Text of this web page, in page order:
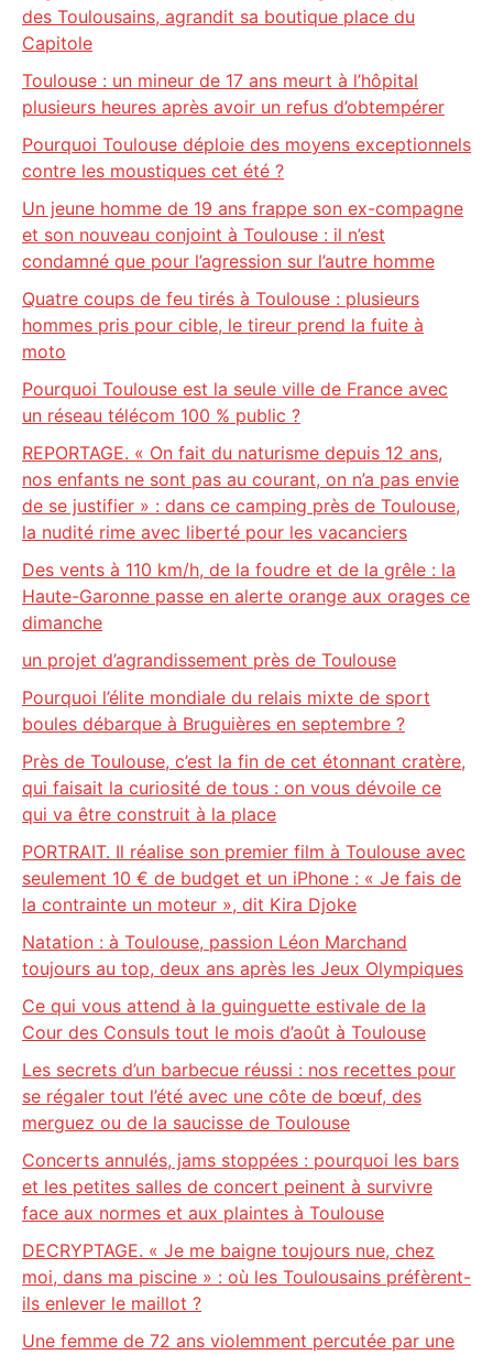
des Toulousains, agrandit sa boutique place du
Capitole
Toulouse : un mineur de 17 ans meurt à l’hôpital
plusieurs heures après avoir un refus d’obtempérer
Pourquoi Toulouse déploie des moyens exceptionnels
contre les moustiques cet été ?
Un jeune homme de 19 ans frappe son ex-compagne
et son nouveau conjoint à Toulouse : il n’est
condamné que pour l’agression sur l’autre homme
Quatre coups de feu tirés à Toulouse : plusieurs
hommes pris pour cible, le tireur prend la fuite à
moto
Pourquoi Toulouse est la seule ville de France avec
un réseau télécom 100 % public ?
REPORTAGE. « On fait du naturisme depuis 12 ans,
nos enfants ne sont pas au courant, on n’a pas envie
de se justifier » : dans ce camping près de Toulouse,
la nudité rime avec liberté pour les vacanciers
Des vents à 110 km/h, de la foudre et de la grêle : la
Haute-Garonne passe en alerte orange aux orages ce
dimanche
un projet d’agrandissement près de Toulouse
Pourquoi l’élite mondiale du relais mixte de sport
boules débarque à Bruguières en septembre ?
Près de Toulouse, c’est la fin de cet étonnant cratère,
qui faisait la curiosité de tous : on vous dévoile ce
qui va être construit à la place
PORTRAIT. Il réalise son premier film à Toulouse avec
seulement 10 € de budget et un iPhone : « Je fais de
la contrainte un moteur », dit Kira Djoke
Natation : à Toulouse, passion Léon Marchand
toujours au top, deux ans après les Jeux Olympiques
Ce qui vous attend à la guinguette estivale de la
Cour des Consuls tout le mois d’août à Toulouse
Les secrets d’un barbecue réussi : nos recettes pour
se régaler tout l’été avec une côte de bœuf, des
merguez ou de la saucisse de Toulouse
Concerts annulés, jams stoppées : pourquoi les bars
et les petites salles de concert peinent à survivre
face aux normes et aux plaintes à Toulouse
DECRYPTAGE. « Je me baigne toujours nue, chez
moi, dans ma piscine » : où les Toulousains préfèrent-
ils enlever le maillot ?
Une femme de 72 ans violemment percutée par une